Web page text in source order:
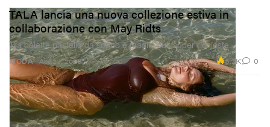
MODA
TALA lancia una nuova collezione estiva in
collaborazione con May Ridts
Tra palette pastello da sogno e maglie cult super richieste.
Apr 23, 2026 5.2K 0